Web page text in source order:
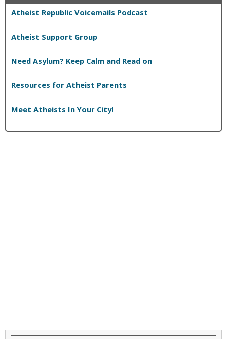
Atheist Republic Voicemails Podcast
Atheist Support Group
Need Asylum? Keep Calm and Read on
Resources for Atheist Parents
Meet Atheists In Your City!